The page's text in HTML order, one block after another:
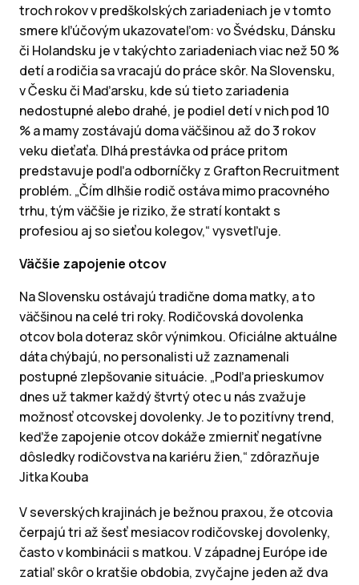
troch rokov v predškolských zariadeniach je v tomto
smere kľúčovým ukazovateľom: vo Švédsku, Dánsku
či Holandsku je v takýchto zariadeniach viac než 50 %
detí a rodičia sa vracajú do práce skôr. Na Slovensku,
v Česku či Maďarsku, kde sú tieto zariadenia
nedostupné alebo drahé, je podiel detí v nich pod 10
% a mamy zostávajú doma väčšinou až do 3 rokov
veku dieťaťa. Dlhá prestávka od práce pritom
predstavuje podľa odborníčky z Grafton Recruitment
problém. „Čím dlhšie rodič ostáva mimo pracovného
trhu, tým väčšie je riziko, že stratí kontakt s
profesiou aj so sieťou kolegov,“ vysvetľuje.
Väčšie zapojenie otcov
Na Slovensku ostávajú tradične doma matky, a to
väčšinou na celé tri roky. Rodičovská dovolenka
otcov bola doteraz skôr výnimkou. Oficiálne aktuálne
dáta chýbajú, no personalisti už zaznamenali
postupné zlepšovanie situácie. „Podľa prieskumov
dnes už takmer každý štvrtý otec u nás zvažuje
možnosť otcovskej dovolenky. Je to pozitívny trend,
keďže zapojenie otcov dokáže zmierniť negatívne
dôsledky rodičovstva na kariéru žien,“ zdôrazňuje
Jitka Kouba
V severských krajinách je bežnou praxou, že otcovia
čerpajú tri až šesť mesiacov rodičovskej dovolenky,
často v kombinácii s matkou. V západnej Európe ide
zatiaľ skôr o kratšie obdobia, zvyčajne jeden až dva